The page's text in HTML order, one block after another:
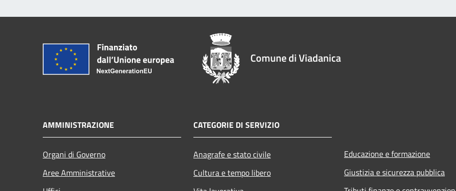
Comune di Viadanica
AMMINISTRAZIONE
Organi di Governo
Aree Amministrative
CATEGORIE DI SERVIZIO
Anagrafe e stato civile
Cultura e tempo libero
Educazione e formazione
Giustizia e sicurezza pubblica